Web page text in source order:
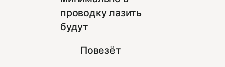
проводку лазить
будут
Повезёт